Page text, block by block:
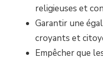
religieuses et
Garantir une
croyants et
Empêcher que